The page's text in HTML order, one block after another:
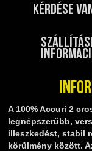
MOTORBLOKK
SZERSZÁMOK
RUHÁZAT,
TELESZKÓP ÉS
TÖMÍTÉSEK
TÜKRÖK
VÁZ, FUTÓMŰ,
KÉRDÉSE
SZÁLLÍTÁSI
A 100% Accuri 2
legnépszerűbb,
illeszkedést, stabil
körülmény között.